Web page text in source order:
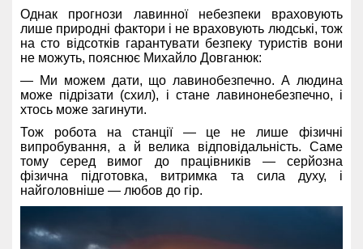
Однак прогнози лавинної небезпеки враховують
лише природні фактори і не враховують людські, тож
на сто відсотків гарантувати безпеку туристів вони
не можуть, пояснює Михайло Довганюк:
— Ми можем дати, що лавинобезпечно. А людина
може підрізати (схил), і стане лавинонебезпечно, і
хтось може загинути.
Тож робота на станції — це не лише фізичні
випробування, а й велика відповідальність. Саме
тому серед вимог до працівників — серйозна
фізична підготовка, витримка та сила духу, і
найголовніше — любов до гір.